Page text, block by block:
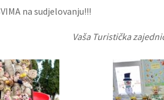
na sudjelovanju!!!
Vaša Turistička